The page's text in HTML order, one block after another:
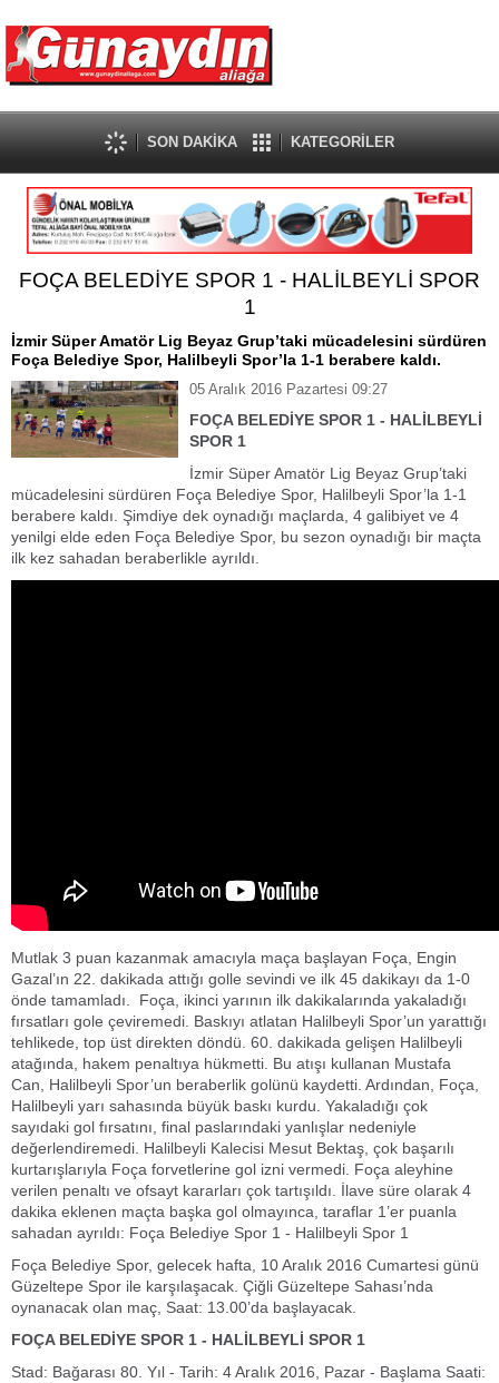
SON DAKİKA KATEGORİLER
FOÇA BELEDİYE SPOR 1 - HALİLBEYLİ SPOR
1
İzmir Süper Amatör Lig Beyaz Grup’taki mücadelesini sürdüren
Foça Belediye Spor, Halilbeyli Spor’la 1-1 berabere kaldı.
05 Aralık 2016 Pazartesi 09:27
FOÇA BELEDİYE SPOR 1 - HALİLBEYLİ
SPOR 1
İzmir Süper Amatör Lig Beyaz Grup’taki
mücadelesini sürdüren Foça Belediye Spor, Halilbeyli Spor’la 1-1
berabere kaldı. Şimdiye dek oynadığı maçlarda, 4 galibiyet ve 4
yenilgi elde eden Foça Belediye Spor, bu sezon oynadığı bir maçta
ilk kez sahadan beraberlikle ayrıldı.
Mutlak 3 puan kazanmak amacıyla maça başlayan Foça, Engin
Gazal’ın 22. dakikada attığı golle sevindi ve ilk 45 dakikayı da 1-0
önde tamamladı. Foça, ikinci yarının ilk dakikalarında yakaladığı
fırsatları gole çeviremedi. Baskıyı atlatan Halilbeyli Spor’un yarattığı
tehlikede, top üst direkten döndü. 60. dakikada gelişen Halilbeyli
atağında, hakem penaltıya hükmetti. Bu atışı kullanan Mustafa
Can, Halilbeyli Spor’un beraberlik golünü kaydetti. Ardından, Foça,
Halilbeyli yarı sahasında büyük baskı kurdu. Yakaladığı çok
sayıdaki gol fırsatını, final paslarındaki yanlışlar nedeniyle
değerlendiremedi. Halilbeyli Kalecisi Mesut Bektaş, çok başarılı
kurtarışlarıyla Foça forvetlerine gol izni vermedi. Foça aleyhine
verilen penaltı ve ofsayt kararları çok tartışıldı. İlave süre olarak 4
dakika eklenen maçta başka gol olmayınca, taraflar 1’er puanla
sahadan ayrıldı: Foça Belediye Spor 1 - Halilbeyli Spor 1
Foça Belediye Spor, gelecek hafta, 10 Aralık 2016 Cumartesi günü
Güzeltepe Spor ile karşılaşacak. Çiğli Güzeltepe Sahası’nda
oynanacak olan maç, Saat: 13.00’da başlayacak.
FOÇA BELEDİYE SPOR 1 - HALİLBEYLİ SPOR 1
Stad: Bağarası 80. Yıl - Tarih: 4 Aralık 2016, Pazar - Başlama Saati: